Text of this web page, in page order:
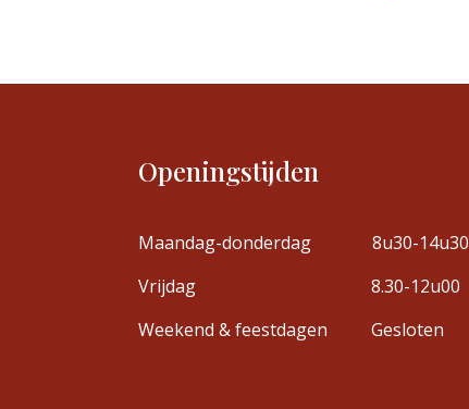
Openingstijden
Maandag-donderdag
8u30-14u30
Vrijdag
8.30-12u00
Weekend & feestdagen
Gesloten